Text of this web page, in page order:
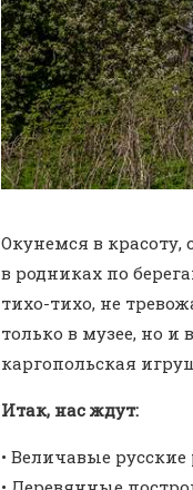
Окунемся в
в родниках по
тихо-тихо, не
только в музее, но и
каргопольская
Итак, нас ждут:
• Величавые русские